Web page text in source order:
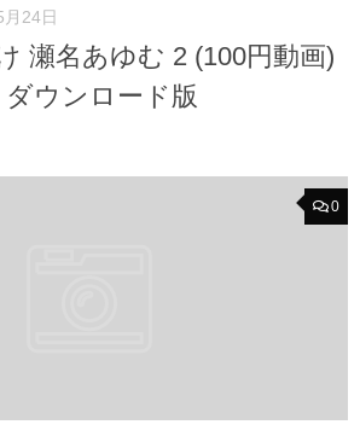
24日
瀬名あゆむ 2 (100円動画)
ダウンロード版
0